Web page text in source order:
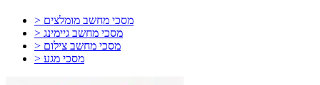
> מסכי מחשב מומלצים
> מסכי מחשב גיימינג
> מסכי מחשב צילום
> מסכי מגע